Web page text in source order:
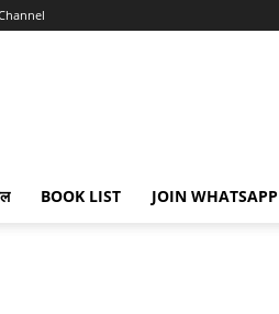
BOOK LIST JOIN WHATSAPP